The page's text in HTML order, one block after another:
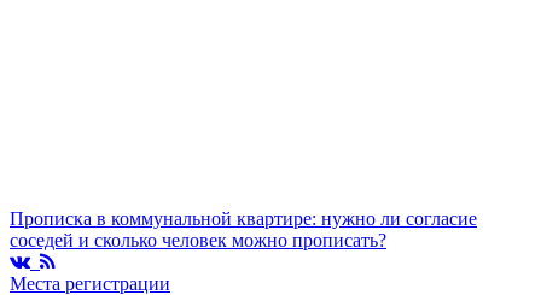
Прописка в коммунальной квартире: нужно ли согласие
соседей и сколько человек можно прописать?
Места регистрации